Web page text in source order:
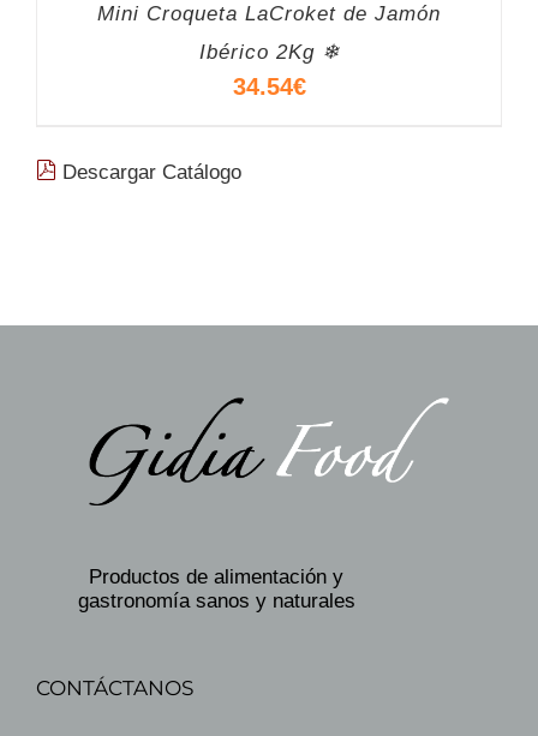
Mini Croqueta LaCroket de Jamón
Ibérico 2Kg ❄
34.54€
Descargar Catálogo
Productos de alimentación y
gastronomía sanos y naturales
CONTÁCTANOS